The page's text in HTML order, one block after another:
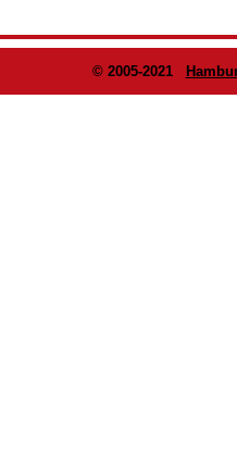
© 2005-2021